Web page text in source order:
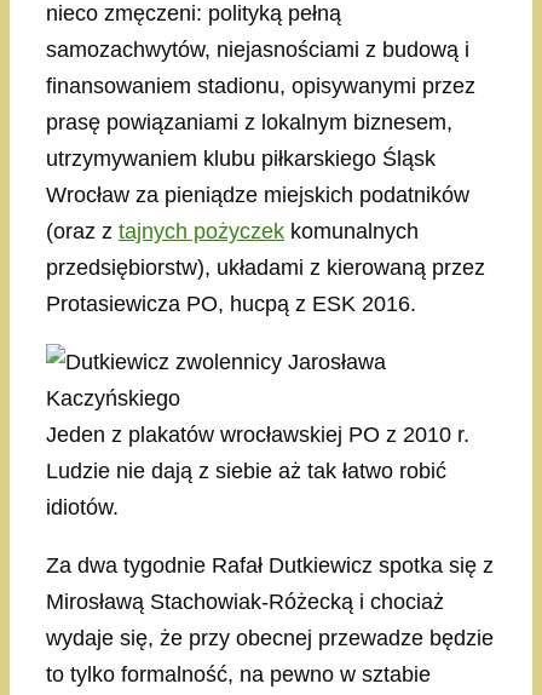
nieco zmęczeni: polityką pełną
samozachwytów, niejasnościami z budową i
finansowaniem stadionu, opisywanymi przez
prasę powiązaniami z lokalnym biznesem,
utrzymywaniem klubu piłkarskiego Śląsk
Wrocław za pieniądze miejskich podatników
(oraz z tajnych pożyczek komunalnych
przedsiębiorstw), układami z kierowaną przez
Protasiewicza PO, hucpą z ESK 2016.
Jeden z plakatów wrocławskiej PO z 2010 r.
Ludzie nie dają z siebie aż tak łatwo robić
idiotów.
Za dwa tygodnie Rafał Dutkiewicz spotka się z
Mirosławą Stachowiak-Różecką i chociaż
wydaje się, że przy obecnej przewadze będzie
to tylko formalność, na pewno w sztabie